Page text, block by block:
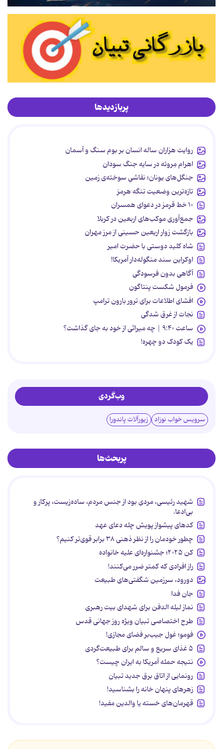
پربازدیدها
روایت هزاران ساله انسان بر بوم سنگ و آسمان
اهرام مِروئه در سایه جنگ سودان
جنگل‌های یونان؛ نقاشیِ سوخته‌ی زمین
تازه‌ترین وضعیت تنگه هرمز
۱۰ خط قرمز در دعوای همسران
جمع‌آوری موکب‌های اربعین در کربلا
بازگشت زوار اربعین حسینی از مرز مهران
شاه کلید دوستی با حضرت امیر
اوکراین سند منگوله‌دار آمریکا!
آگاهی بدون فرسودگی
فرمول شکست پنتاگون
افشای اطلاعات برای ترور بارون ترامپ
نجات از غرق شدگی
ساعت ۹:۴۰ | چه میراثی از خود به جای گذاشت؟
یک کودک دو چهره!
وب‌گردی
سرویس خواب نوزاد زیورآلات پاندورا
پربحث‌ها
شهید رئیسی، مردی بود از جنس مردم، ساده‌زیست، پرکار و
بی‌ادعا.
کدهای پیشواز پویش چله دعای عهد
چطور خودمان را از نظر ذهنی ۳۸ برابر قوی‌تر کنیم؟
کن ۲۰۲۵؛ جشنواره‌ای علیه خانواده
راز افرادی که کمتر ضرر می‌کنند!
دورود، سرزمین شگفتی‌های طبیعت
جان فدا
نماز لیله الدفن برای شهدای بیت رهبری
طرح اختصاصی تبیان ویژه روز جهانی قدس
فومو؛ غول جیب‌بر فضای مجازی!
۵ غذای سریع و سالم برای طبیعت‌گردی
نتیجه حمله آمریکا به ایران چیست؟
رونمایی از اتاق برق جدید تبیان
زهرهای پنهان خانه را بشناسید!
قهرمان‌های خسته یا والدین مفید!